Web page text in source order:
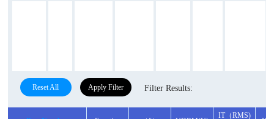
Reset All Apply Filter Filter Results:
IT（RMS)